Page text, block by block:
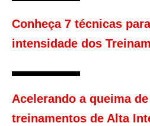
Conheça 7 técnicas
intensidade dos
Acelerando a queima
treinamentos de Alta